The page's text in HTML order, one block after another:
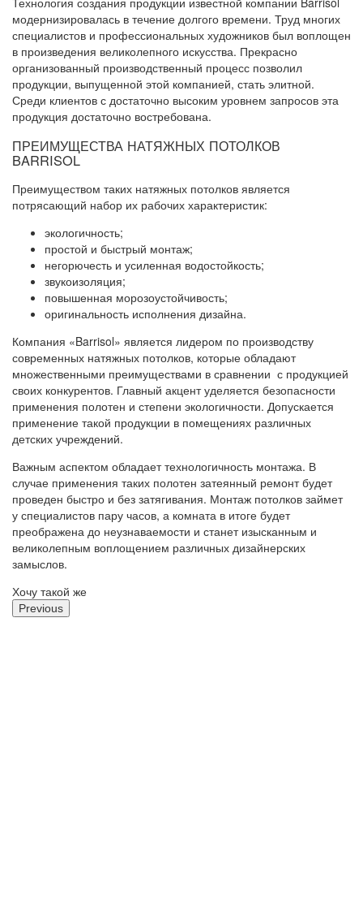
модернизировалась в течение долгого времени. Труд многих
специалистов и профессиональных художников был воплощен
в произведения великолепного искусства. Прекрасно
организованный производственный процесс позволил
продукции, выпущенной этой компанией, стать элитной.
Среди клиентов с достаточно высоким уровнем запросов эта
продукция достаточно востребована.
ПРЕИМУЩЕСТВА НАТЯЖНЫХ ПОТОЛКОВ
BARRISOL
Преимуществом таких натяжных потолков является
потрясающий набор их рабочих характеристик:
экологичность;
простой и быстрый монтаж;
негорючесть и усиленная водостойкость;
звукоизоляция;
повышенная морозоустойчивость;
оригинальность исполнения дизайна.
Компания «Barrisol» является лидером по производству
современных натяжных потолков, которые обладают
множественными преимуществами в сравнении с продукцией
своих конкурентов. Главный акцент уделяется безопасности
применения полотен и степени экологичности. Допускается
применение такой продукции в помещениях различных
детских учреждений.
Важным аспектом обладает технологичность монтажа. В
случае применения таких полотен затеянный ремонт будет
проведен быстро и без затягивания. Монтаж потолков займет
у специалистов пару часов, а комната в итоге будет
преображена до неузнаваемости и станет изысканным и
великолепным воплощением различных дизайнерских
замыслов.
Хочу такой же
Previous